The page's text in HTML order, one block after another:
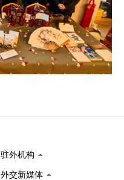
驻外机构
外交新媒体